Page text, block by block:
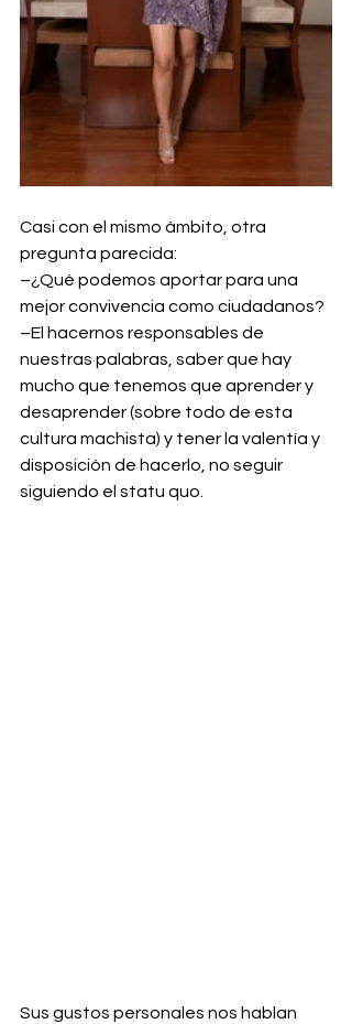
Casi con el mismo ámbito, otra
pregunta parecida:
–¿Qué podemos aportar para una
mejor convivencia como ciudadanos?
–El hacernos responsables de
nuestras palabras, saber que hay
mucho que tenemos que aprender y
desaprender (sobre todo de esta
cultura machista) y tener la valentía y
disposición de hacerlo, no seguir
siguiendo el statu quo.
Sus gustos personales nos hablan